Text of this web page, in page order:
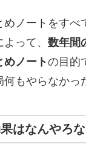
ノートをす
って、 数年間
めノートの目的
もやらなかっ
はなんやろな